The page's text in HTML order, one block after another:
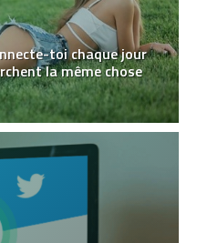
toi chaque jour
la même chose